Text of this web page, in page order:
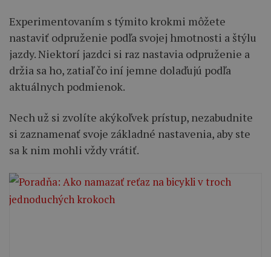
Experimentovaním s týmito krokmi môžete
nastaviť odpruženie podľa svojej hmotnosti a štýlu
jazdy. Niektorí jazdci si raz nastavia odpruženie a
držia sa ho, zatiaľ čo iní jemne dolaďujú podľa
aktuálnych podmienok.
Nech už si zvolíte akýkoľvek prístup, nezabudnite
si zaznamenať svoje základné nastavenia, aby ste
sa k nim mohli vždy vrátiť.